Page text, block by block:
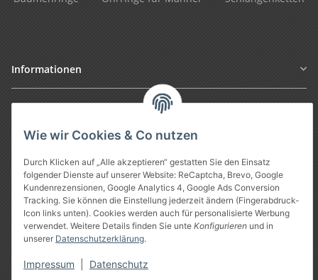
Wie wir Cookies & Co nutzen
Durch Klicken auf „Alle akzeptieren“ gestatten Sie den Einsatz
folgender Dienste auf unserer Website: ReCaptcha, Brevo, Google
Kundenrezensionen, Google Analytics 4, Google Ads Conversion
Tracking. Sie können die Einstellung jederzeit ändern (Fingerabdruck-
Icon links unten). Cookies werden auch für personalisierte Werbung
verwendet. Weitere Details finden Sie unte Konfigurieren und in
unserer Datenschutzerklärung.
Impressum Datenschutz
Informationen
Gesetzliche Informationen
Vertrag widerrufen